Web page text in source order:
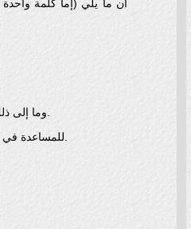
استخدم كلمات غير وصفية مثل «A» «The» «و» «أين» «مع» «For» وما إلى ذلك. إذا لم تظهر هذه الكلمات في عنوان عنصر ما، قد لا يتم إرجاع العنصر في نتائج البحث.